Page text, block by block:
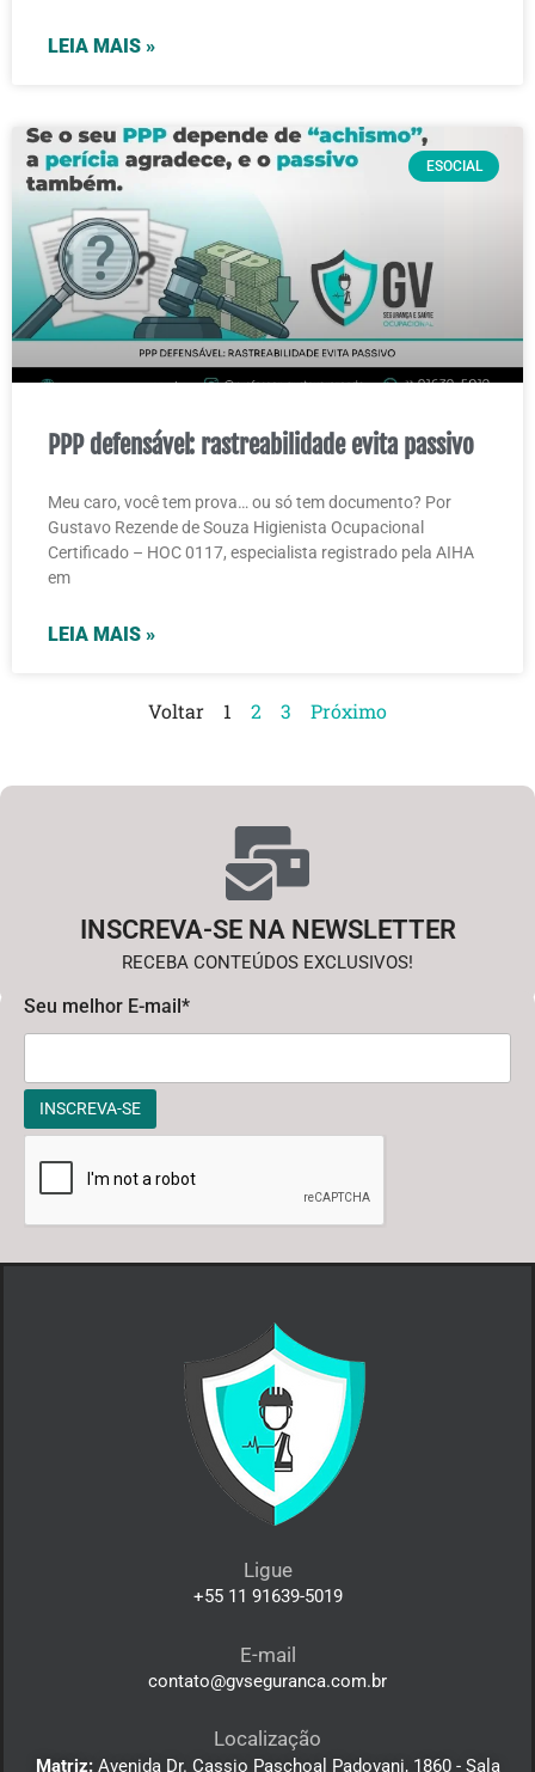
LEIA MAIS »
ESOCIAL
PPP defensável: rastreabilidade evita passivo
Meu caro, você tem prova… ou só tem documento? Por
Gustavo Rezende de Souza Higienista Ocupacional
Certificado – HOC 0117, especialista registrado pela AIHA
em
LEIA MAIS »
Voltar 1 2 3 Próximo
INSCREVA-SE NA NEWSLETTER
RECEBA CONTEÚDOS EXCLUSIVOS!
Seu melhor E-mail*
INSCREVA-SE
Ligue
+55 11 91639-5019
E-mail
contato@gvseguranca.com.br
Localização
Matriz:Avenida Dr. Cassio Paschoal Padovani, 1860 - Sala